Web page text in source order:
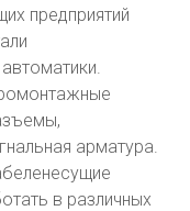
предприятий
арматура.
в различных